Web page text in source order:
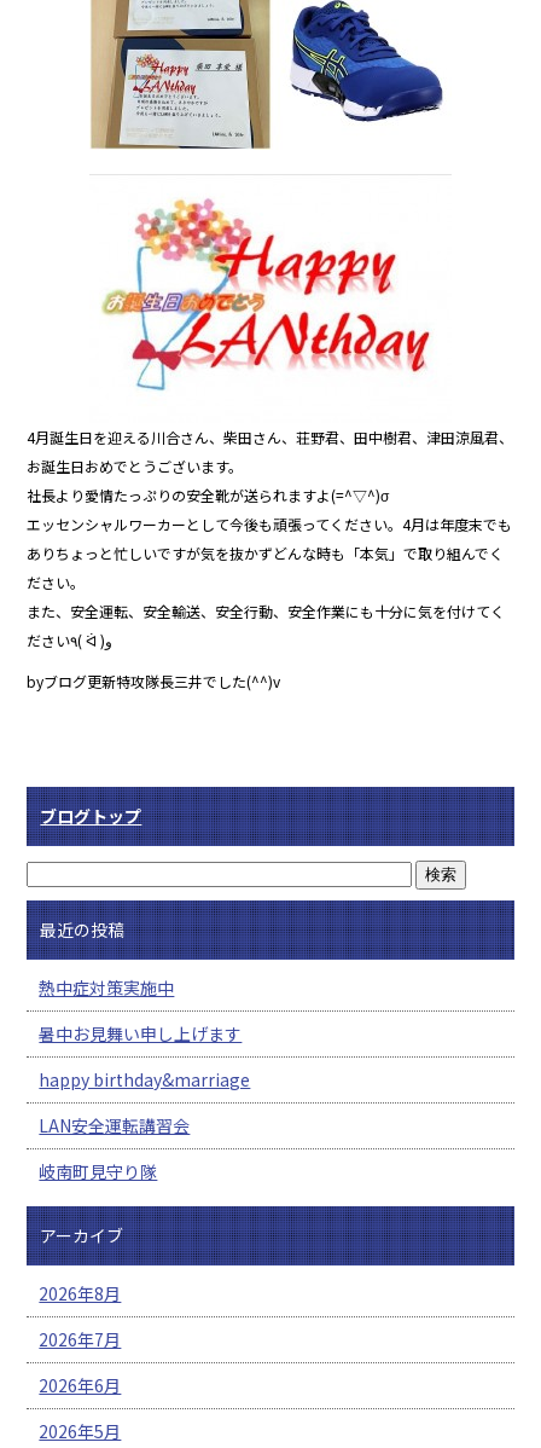
4月誕生日を迎える川合さん、柴田さん、荘野君、田中樹君、津田涼風君、
お誕生日おめでとうございます。
社長より愛情たっぷりの安全靴が送られますよ(=^▽^)σ
エッセンシャルワーカーとして今後も頑張ってください。4月は年度末でも
ありちょっと忙しいですが気を抜かずどんな時も「本気」で取り組んでく
ださい。
また、安全運転、安全輸送、安全行動、安全作業にも十分に気を付けてく
ださい٩( ᐛ )و
byブログ更新特攻隊長三井でした(^^)v
ブログトップ
最近の投稿
熱中症対策実施中
暑中お見舞い申し上げます
happy birthday&marriage
LAN安全運転講習会
岐南町見守り隊
アーカイブ
2026年8月
2026年7月
2026年6月
2026年5月